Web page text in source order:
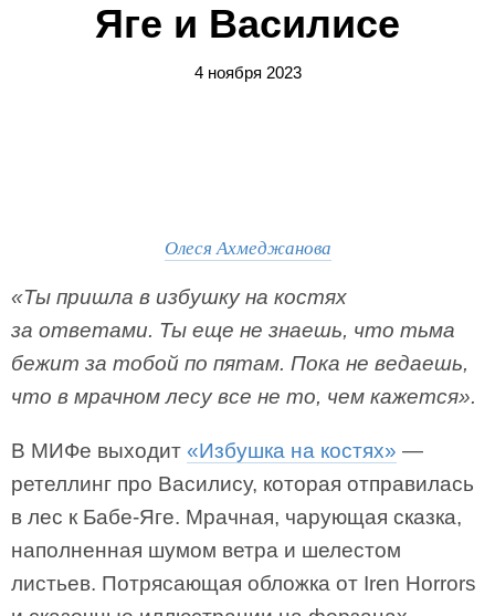
Яге и Василисе
4 ноября 2023
Олеся Ахмеджанова
«Ты пришла в избушку на костях
за ответами. Ты еще не знаешь, что тьма
бежит за тобой по пятам. Пока не ведаешь,
что в мрачном лесу все не то, чем кажется».
В МИФе выходит «Избушка на костях» —
ретеллинг про Василису, которая отправилась
в лес к Бабе-Яге. Мрачная, чарующая сказка,
наполненная шумом ветра и шелестом
листьев. Потрясающая обложка от Iren Horrors